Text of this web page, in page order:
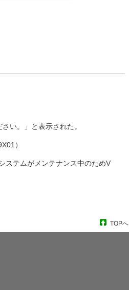
い。」と表示された。
）
ステムがメンテナンス中のためV
TOPへ